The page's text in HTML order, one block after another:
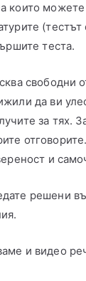
които
теста.
да ви
за тях.
и
решени
и видео